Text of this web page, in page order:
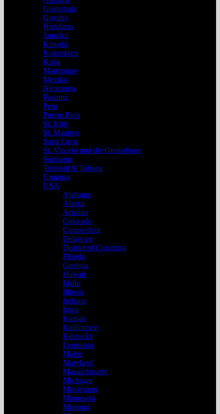
Guatemala
Guyana
Honduras
Jamaika
Kanada
Kolumbien
Kuba
Martinique
Mexiko
Nicaragua
Panama
Peru
Puerto Rico
St. Kitts
St. Maarten
Saint Lucia
St. Vincent und die Grenadinen
Suriname
Trinidad & Tobago
Uruguay
USA
Alabama
Alaska
Arizona
Colorado
Connecticut
Delaware
District of Columbia
Florida
Georgia
Hawaii
Idaho
Illinois
Indiana
Iowa
Kansas
Kalifornien
Kentucky
Louisiana
Maine
Maryland
Massachusetts
Michigan
Mississippi
Minnesota
Missouri